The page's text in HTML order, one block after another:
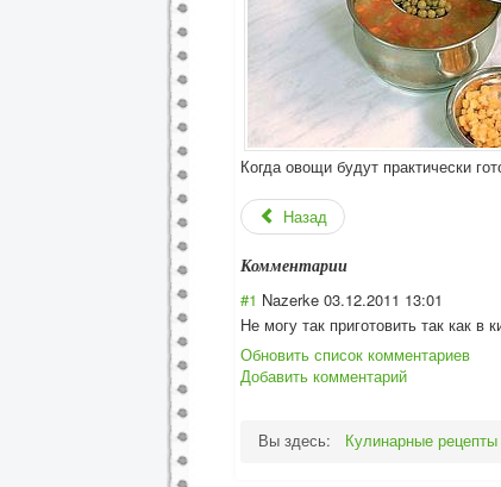
Когда овощи будут практически
Назад
Комментарии
#1 Nazerke 03.12.2011 13:01
Не могу так приготовить так как
Обновить список комментариев
Добавить комментарий
Вы здесь:
Кулинарные рецепты